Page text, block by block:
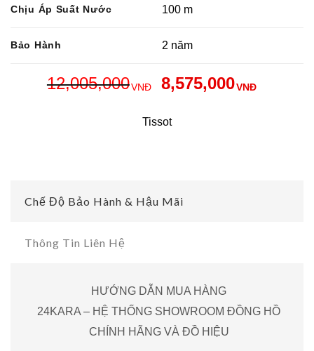
Chịu Áp Suất Nước 100 m
Bảo Hành 2 năm
12,005,000VNĐ 8,575,000VNĐ
Tissot
Chế Độ Bảo Hành & Hậu Mãi
Thông Tin Liên Hệ
HƯỚNG DẪN MUA HÀNG
24KARA – HỆ THỐNG SHOWROOM ĐỒNG HỒ
CHÍNH HÃNG VÀ ĐỒ HIỆU